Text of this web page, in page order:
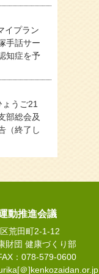
イプラン
手話サー
知症を予
うご21
部総会及
（終了し
動推進会議
荒田町2-1-12
財団 健康づくり部
：078-579-0600
＠]kenkozaidan.or.jp